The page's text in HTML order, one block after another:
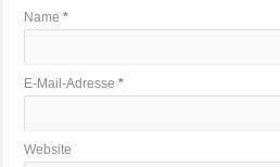
Name*
E-Mail-Adresse*
Website